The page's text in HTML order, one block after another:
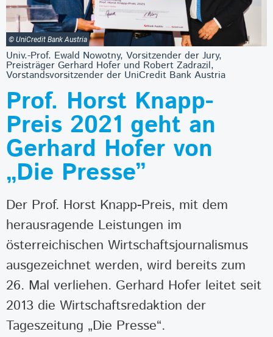
© UniCredit Bank Austria
Univ.-Prof. Ewald Nowotny, Vorsitzender der Jury,
Preisträger Gerhard Hofer und Robert Zadrazil,
Vorstandsvorsitzender der UniCredit Bank Austria
Prof. Horst Knapp-
Preis 2021 geht an
Gerhard Hofer von
„Die Presse”
Der Prof. Horst Knapp-Preis, mit dem
herausragende Leistungen im
österreichischen Wirtschaftsjournalismus
ausgezeichnet werden, wird bereits zum
26. Mal verliehen. Gerhard Hofer leitet seit
2013 die Wirtschaftsredaktion der
Tageszeitung „Die Presse“.